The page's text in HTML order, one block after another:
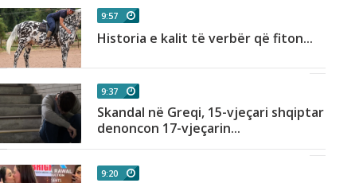
9:57
Historia e kalit të verbër që fiton...
9:37
Skandal në Greqi, 15-vjeçari shqiptar
denoncon 17-vjeçarin...
9:20